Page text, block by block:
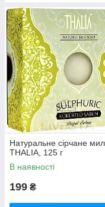
Натуральне сірчане
THALIA, 125 г
В наявності
199 ₴